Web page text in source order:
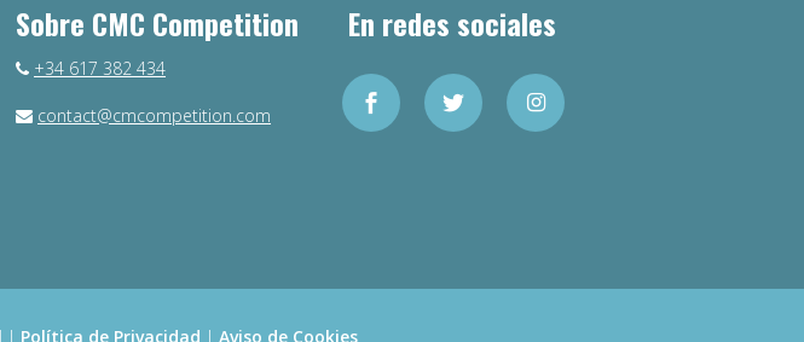
Sobre CMC Competition
+34 617 382 434
contact@cmcompetition.com
En redes sociales
| Política de Privacidad | Aviso de Cookies